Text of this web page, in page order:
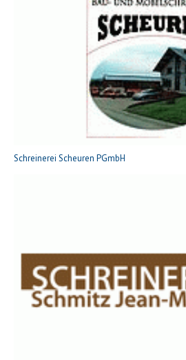
Schreinerei Scheuren PGmbH